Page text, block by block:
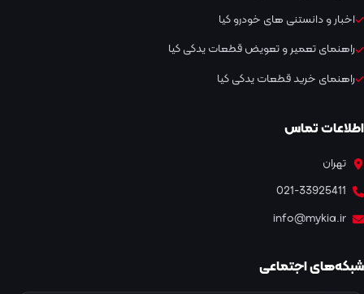
اخبار و دانستنی های خودرو کیا
راهنمای تعمیر و تعویض قطعات یدکی کیا
راهنمای خرید قطعات یدکی کیا
اطلاعات تماس
تهران
021-33925411
info@mykia.ir
شبکه‌های اجتماعی